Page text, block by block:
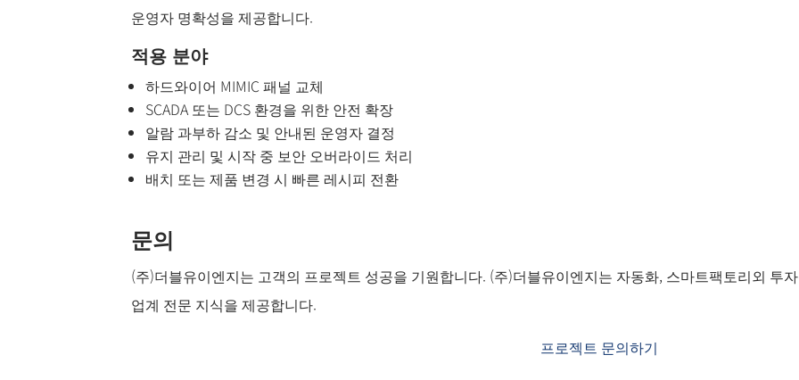
운영자 명확성을 제공합니다.
적용 분야
하드와이어 MIMIC 패널 교체
SCADA 또는 DCS 환경을 위한 안전 확장
알람 과부하 감소 및 안내된 운영자 결정
유지 관리 및 시작 중 보안 오버라이드 처리
배치 또는 제품 변경 시 빠른 레시피 전환
문의
(주)더블유이엔지는 고객의 프로젝트 성공을 기원합니다. (주)더블유이엔지는 자동화, 스마트팩토리외 투
업계 전문 지식을 제공합니다.
프로젝트 문의하기